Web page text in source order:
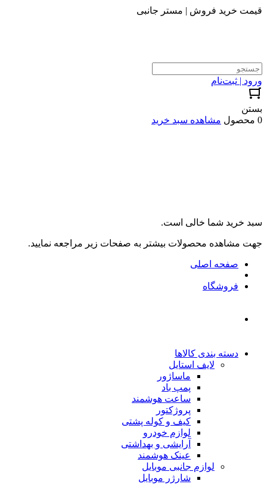
قیمت خرید فروش | مستر جانبی
ورود | ثبت‌نام
بستن
0 محصول
مشاهده سبد خرید
سبد خرید شما خالی است.
جهت مشاهده محصولات بیشتر به صفحات زیر مراجعه نمایید.
صفحه اصلی
فروشگاه
دسته بندی کالاها
لایف استایل
ماساژور
پمپ باد
ساعت هوشمند
پروژکتور
کیف و کوله پشتی
لوازم خودرو
آرایشی و بهداشتی
عینک هوشمند
لوازم جانبی موبایل
شارژر موبایل